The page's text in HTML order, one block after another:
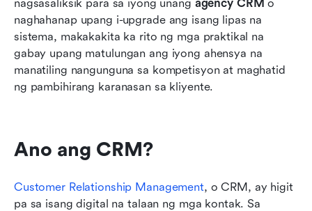
nagsasaliksik para sa iyong unang agency CRM o
naghahanap upang i-upgrade ang isang lipas na
sistema, makakakita ka rito ng mga praktikal na
gabay upang matulungan ang iyong ahensya na
manatiling nangunguna sa kompetisyon at maghatid
ng pambihirang karanasan sa kliyente.
Ano ang CRM?
Customer Relationship Management, o CRM, ay higit
pa sa isang digital na talaan ng mga kontak. Sa